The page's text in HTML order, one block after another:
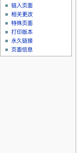
链入页面
相关更改
特殊页面
打印版本
永久链接
页面信息